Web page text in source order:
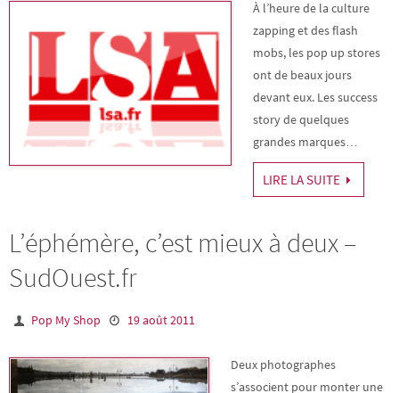
À l’heure de la culture
zapping et des flash
mobs, les pop up stores
ont de beaux jours
devant eux. Les success
story de quelques
grandes marques…
LIRE LA SUITE
L’éphémère, c’est mieux à deux –
SudOuest.fr
Pop My Shop 19 août 2011
Deux photographes
s’associent pour monter une